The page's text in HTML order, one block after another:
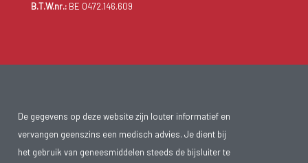
B.T.W.nr.:BE 0472.146.609
De gegevens op deze website zijn louter informatief en
vervangen geenszins een medisch advies. Je dient bij
het gebruik van geneesmiddelen steeds de bijsluiter te